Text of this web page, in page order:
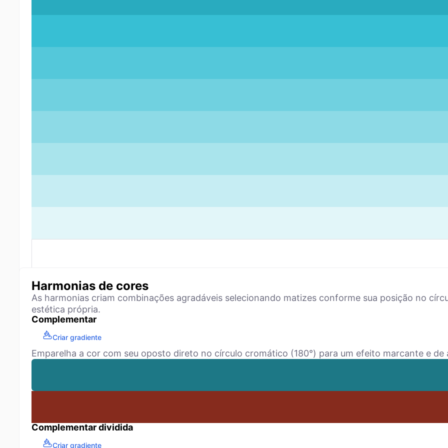
Harmonias de cores
As harmonias criam combinações agradáveis selecionando matizes conforme sua posição no
estética própria.
Complementar
Criar gradiente
Emparelha a cor com seu oposto direto no círculo cromático (180°) para um efeito marcante e
Complementar dividida
Criar gradiente